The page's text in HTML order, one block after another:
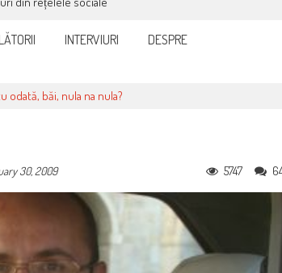
INTERVIURI DESPRE
odată, băi, nula na nula?
30, 2009 5747